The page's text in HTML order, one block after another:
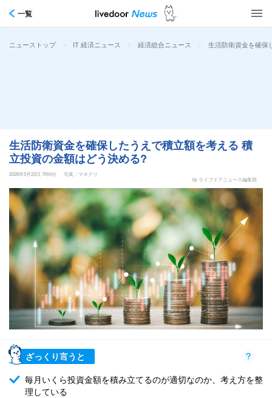
一覧
ニューストップ > IT 経済ニュース > 経済総合ニュース > 生活防衛資金を確保
生活防衛資金を確保したうえで積立額を考える 積
立投資の金額はどう決める?
2026年5月22日 7時0分
写真：マネクリ
by ライブドアニュース編集部
ざっくり言うと
毎月いくら投資金額を積み立てるのが適切なのか、考え方を整
理している